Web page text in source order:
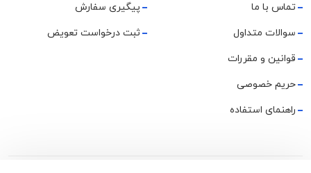
تماس با ما
سوالات متداول
قوانین و مقررات
حریم خصوصی
راهنمای استفاده
پیگیری سفارش
ثبت درخواست تعویض